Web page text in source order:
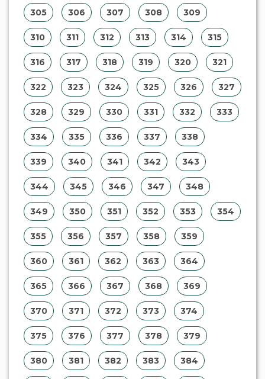
305 306 307 308 309
310 311 312 313 314 315
316 317 318 319 320 321
322 323 324 325 326 327
328 329 330 331 332 333
334 335 336 337 338
339 340 341 342 343
344 345 346 347 348
349 350 351 352 353 354
355 356 357 358 359
360 361 362 363 364
365 366 367 368 369
370 371 372 373 374
375 376 377 378 379
380 381 382 383 384